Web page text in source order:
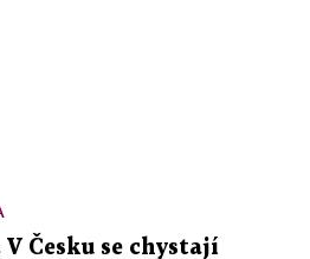
Česku se chystají